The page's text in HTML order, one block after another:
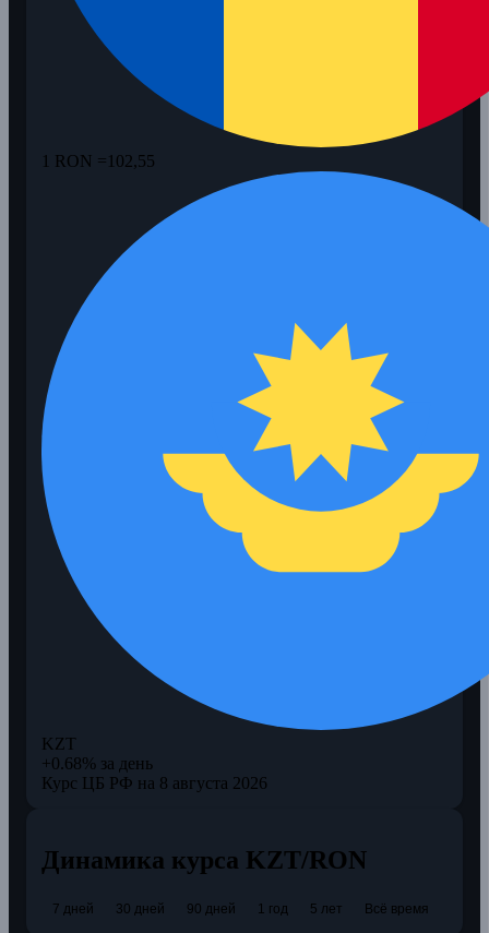
1 RON = 102,55
KZT
+0.68% за день
Курс ЦБ РФ на 8 августа 2026
Динамика курса KZT/RON
7 дней 30 дней 90 дней 1 год 5 лет Всё время